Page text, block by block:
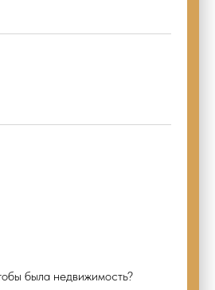
была недвижимость?